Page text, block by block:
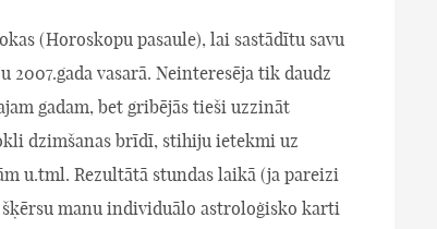
(Horoskopu pasaule), lai sastādītu savu
vasarā. Neinteresēja tik daudz
gadam, bet gribējās tieši uzzināt
dzimšanas brīdī, stihiju ietekmi uz
u.tml. Rezultātā stundas laikā (ja pareizi
manu individuālo astroloģisko karti